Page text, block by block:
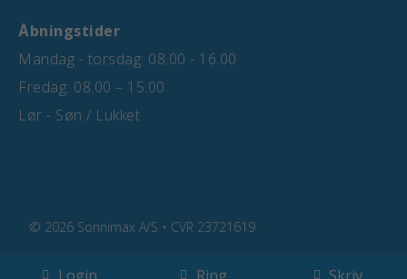
Åbningstider
Mandag - torsdag: 08.00 - 16.00
Fredag: 08.00 – 15.00
Lør - Søn / Lukket
© 2026 Sonnimax A/S • CVR 23721619
Cookiepolitik Privatlivspolitik